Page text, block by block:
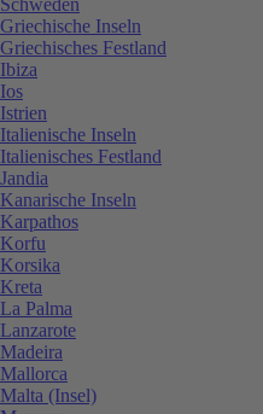
Griechische Inseln
Griechisches Festland
Ibiza
Ios
Istrien
Italienische Inseln
Italienisches Festland
Jandia
Kanarische Inseln
Karpathos
Korfu
Korsika
Kreta
La Palma
Lanzarote
Madeira
Mallorca
Malta (Insel)